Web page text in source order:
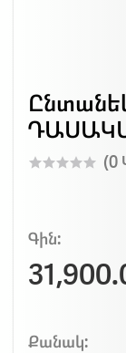
(0
Գին:
Քանակ: